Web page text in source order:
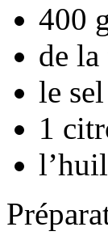
400
de
le sel
1